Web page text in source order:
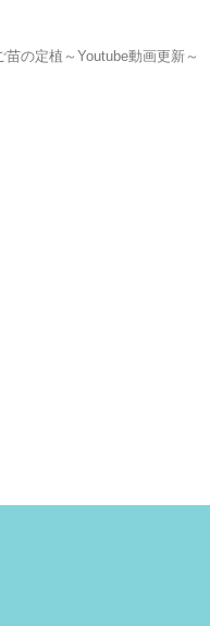
苗の定植～Youtube動画更新～